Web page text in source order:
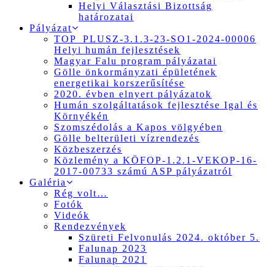
Helyi Választási Bizottság
határozatai
Pályázat
TOP_PLUSZ-3.1.3-23-SO1-2024-00006
Helyi humán fejlesztések
Magyar Falu program pályázatai
Gölle önkormányzati épületének
energetikai korszerűsítése
2020. évben elnyert pályázatok
Humán szolgáltatások fejlesztése Igal és
Környékén
Szomszédolás a Kapos völgyében
Gölle belterületi vízrendezés
Közbeszerzés
Közlemény a KÖFOP-1.2.1-VEKOP-16-
2017-00733 számú ASP pályázatról
Galéria
Rég volt…
Fotók
Videók
Rendezvények
Szüreti Felvonulás 2024. október 5.
Falunap 2023
Falunap 2021